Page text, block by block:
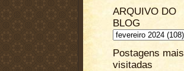
ARQUIVO DO
BLOG
Postagens mais
visitadas